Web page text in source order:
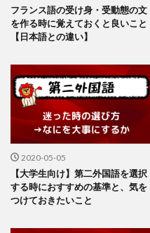
フランス語の受け身・受動態の文
を作る時に覚えておくと良いこと
【日本語との違い】
2020-05-05
【大学生向け】第二外国語を選択
する時におすすめの基準と、気を
つけておきたいこと